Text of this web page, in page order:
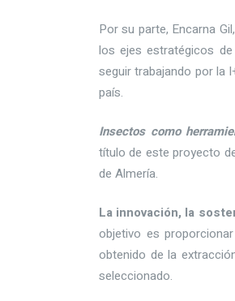
Por su parte, Encarna
los ejes estratégicos
seguir trabajando por la
país.
Insectos como
título de este proyecto
de Almería.
La innovación, la
objetivo es
obtenido de la
seleccionado.